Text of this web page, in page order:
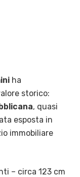
ha
storico:
, quasi
esposta in
immobiliare
– circa 123 cm